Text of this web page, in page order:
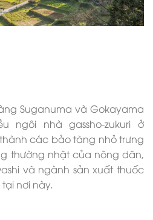
Suganuma và Gokayama
ngôi nhà gassho-zukuri ở
các bảo tàng nhỏ trưng
thường nhật của nông dân,
và ngành sản xuất thuốc
nơi này.